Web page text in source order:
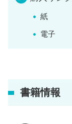
紙
電子
書籍情報